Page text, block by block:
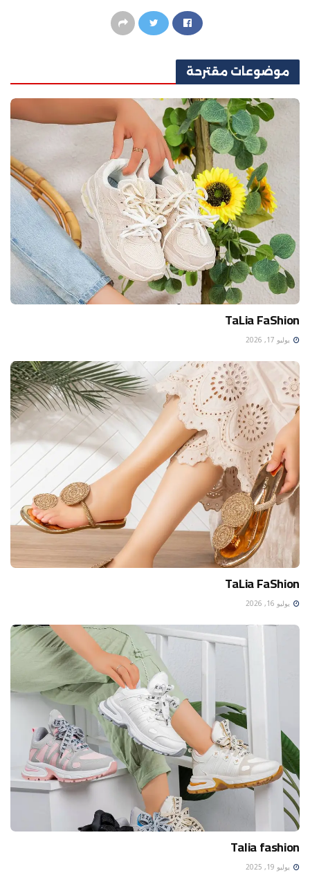
موضوعات مقترحة
TaLia FaShion
يوليو 17, 2026
TaLia FaShion
يوليو 16, 2026
Talia fashion
يوليو 19, 2025